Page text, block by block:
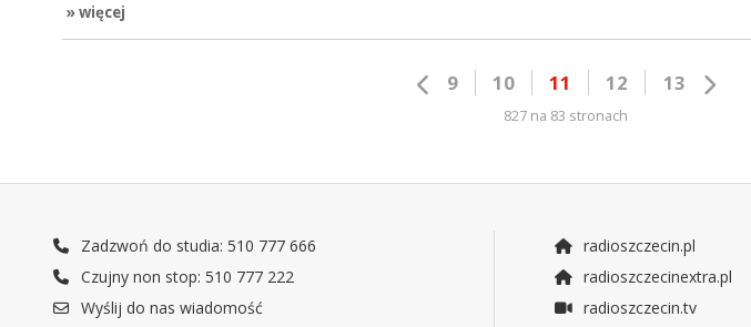
» więcej
9 10 11 12 13
827 na 83 stronach
Zadzwoń do studia: 510 777 666
Czujny non stop: 510 777 222
Wyślij do nas wiadomość
radioszczecin.pl
radioszczecinextra.pl
radioszczecin.tv